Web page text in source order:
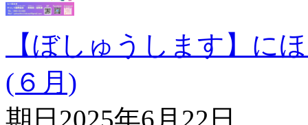
【ぼしゅうします】
(６月)
期日2025年6月22日